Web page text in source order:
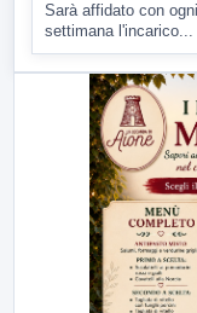
Sarà affidato con
settimana l'incarico...